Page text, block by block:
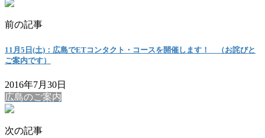
前の記事
11月5日(土)：広島でETコンタクト・コースを開催します！ （お詫びと
ご案内です）
2016年7月30日
広島のご案内
次の記事